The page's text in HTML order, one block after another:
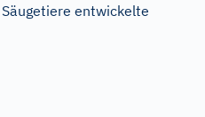
entwickelte